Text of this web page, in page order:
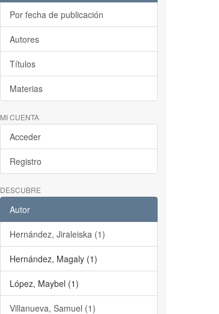
Por fecha de publicación
Autores
Títulos
Materias
MI CUENTA
Acceder
Registro
DESCUBRE
Autor
Hernández, Jiraleiska (1)
Hernández, Magaly (1)
López, Maybel (1)
Villanueva, Samuel (1)